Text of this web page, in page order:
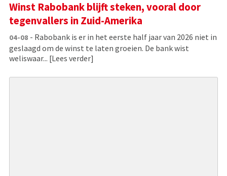
Winst Rabobank blijft steken, vooral door
tegenvallers in Zuid-Amerika
04-08 - Rabobank is er in het eerste half jaar van 2026 niet in
geslaagd om de winst te laten groeien. De bank wist
weliswaar... [Lees verder]